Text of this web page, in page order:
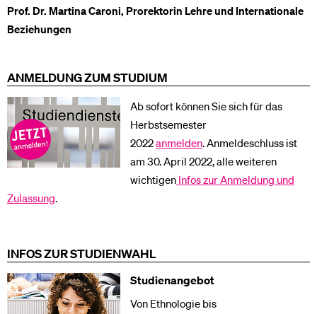
Prof. Dr. Martina Caroni, Prorektorin Lehre und Internationale
Beziehungen
ANMELDUNG ZUM STUDIUM
Ab sofort können Sie sich für das
Herbstsemester
2022anmelden. Anmeldeschluss ist
am 30. April 2022, alle weiteren
wichtigen Infos zur Anmeldung und
Zulassung.
INFOS ZUR STUDIENWAHL
Studienangebot
Von Ethnologie bis